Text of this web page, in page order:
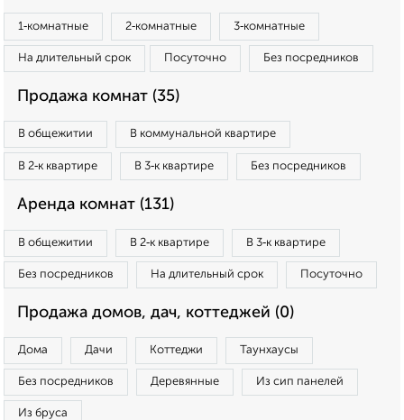
1‑комнатные 2‑комнатные 3‑комнатные
На длительный срок Посуточно Без посредников
Продажа комнат (35)
В общежитии В коммунальной квартире
В 2‑к квартире В 3‑к квартире Без посредников
Аренда комнат (131)
В общежитии В 2‑к квартире В 3‑к квартире
Без посредников На длительный срок Посуточно
Продажа домов, дач, коттеджей (0)
Дома Дачи Коттеджи Таунхаусы
Без посредников Деревянные Из сип панелей
Из бруса